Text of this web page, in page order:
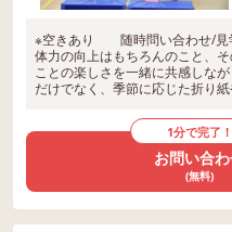
※空きあり 随時問い合わせ/見
体力の向上はもちろんのこと、
ことの楽しさを一緒に共感しな
だけでなく、季節に応じた折り
1分で完了！
お問い合
(無料)